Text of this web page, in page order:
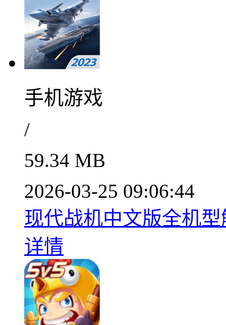
手机游戏
/
59.34 MB
2026-03-25 09:06:44
现代战机中文版全机
详情